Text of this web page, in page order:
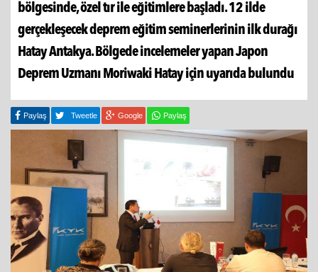
bölgesinde, özel tır ile eğitimlere başladı. 12 ilde
gerçekleşecek deprem eğitim seminerlerinin ilk durağı
Hatay Antakya. Bölgede incelemeler yapan Japon
Deprem Uzmanı Moriwaki Hatay için uyarıda bulundu
Paylaş Tweetle Google Paylaş